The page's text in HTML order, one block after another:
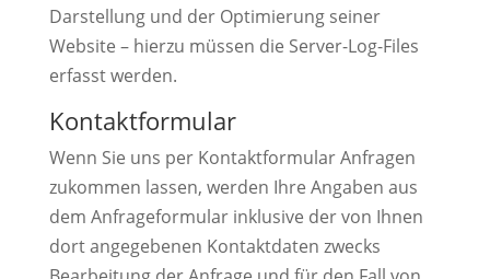
Darstellung und der Optimierung seiner
Website – hierzu müssen die Server-Log-Files
erfasst werden.
Kontaktformular
Wenn Sie uns per Kontaktformular Anfragen
zukommen lassen, werden Ihre Angaben aus
dem Anfrageformular inklusive der von Ihnen
dort angegebenen Kontaktdaten zwecks